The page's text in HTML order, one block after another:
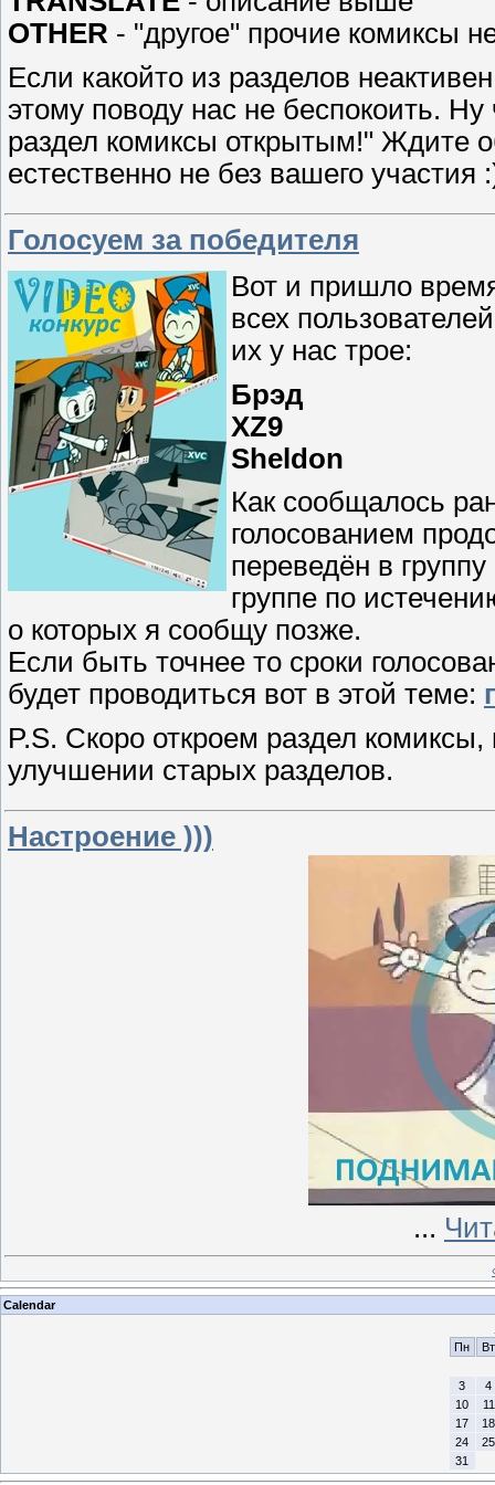
OTHER - "другое" прочие комиксы
Если какойто из разделов
этому поводу нас не беспокоить.
раздел комиксы открытым!" Ждите
естественно не без вашего участия
Голосуем за победителя
Вот и пришло
всех
их у нас трое:
Брэд
XZ9
Sheldon
Как сообщалось
голосованием
переведён в группу
группе по
о которых я сообщу позже.
Если быть точнее то сроки
будет проводиться вот в этой теме:
P.S. Скоро откроем раздел
улучшении старых разделов.
Настроение )))
...
Calendar
Пн
Вт
3
4
10
11
17
18
24
25
31